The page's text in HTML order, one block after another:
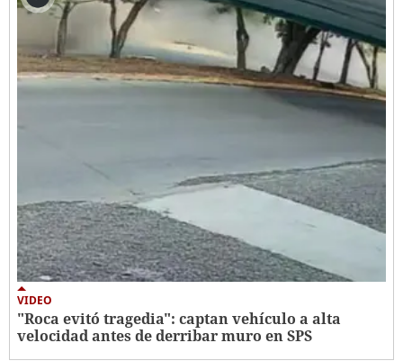
VIDEO
"Roca evitó tragedia": captan vehículo a alta
velocidad antes de derribar muro en SPS